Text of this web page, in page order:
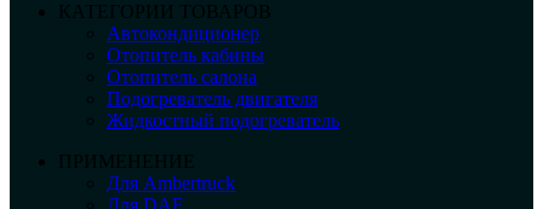
КАТЕГОРИИ ТОВАРОВ
Автокондиционер
Отопитель кабины
Отопитель салона
Подогреватель двигателя
Жидкостный подогреватель
ПРИМЕНЕНИЕ
Для Ambertruck
Для DAF